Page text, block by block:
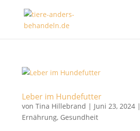
Leber im Hundefutter
von Tina Hillebrand | Juni 23, 2024|
Ernährung, Gesundheit